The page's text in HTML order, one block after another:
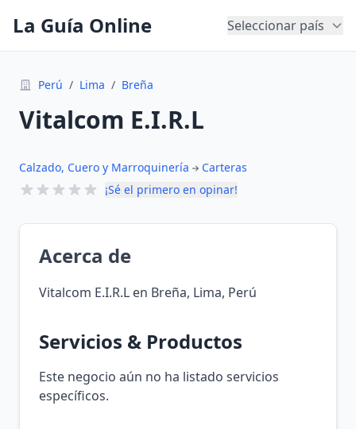
La Guía Online Seleccionar país
Perú / Lima / Breña
Vitalcom E.I.R.L
Calzado, Cuero y Marroquinería
Carteras
¡Sé el primero en opinar!
Acerca de
Vitalcom E.I.R.L en Breña, Lima, Perú
Servicios & Productos
Este negocio aún no ha listado servicios
específicos.